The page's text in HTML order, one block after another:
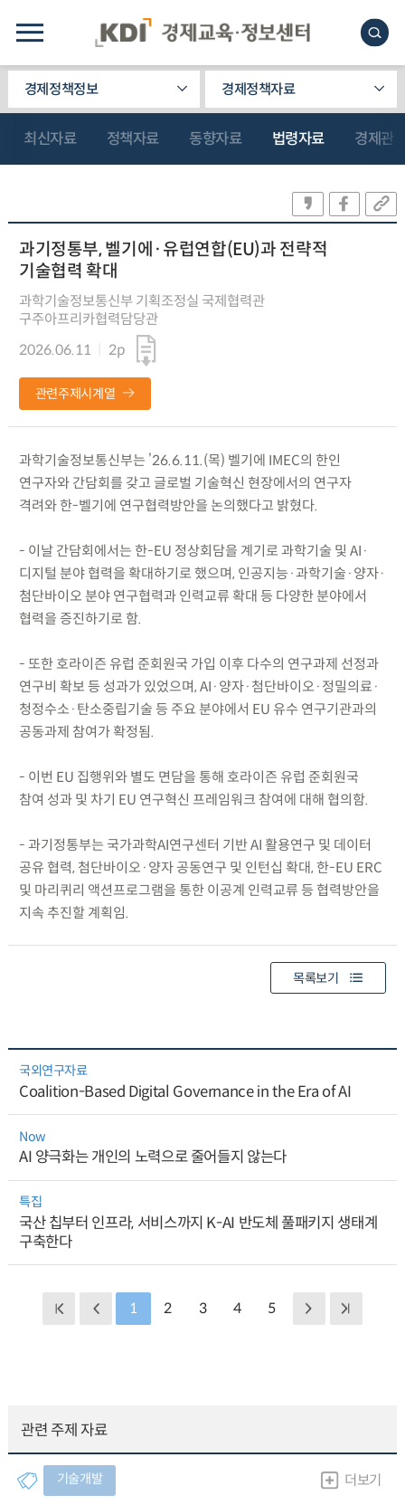
경제정책정보 경제정책자료
최신자료 정책자료 동향자료 법령자료 경제관
과기정통부, 벨기에·유럽연합(EU)과 전략적
기술협력 확대
과학기술정보통신부 기획조정실 국제협력관
구주아프리카협력담당관
2026.06.11
2p
관련주제시계열
과학기술정보통신부는 ’26.6.11.(목) 벨기에 IMEC의 한인
연구자와 간담회를 갖고 글로벌 기술혁신 현장에서의 연구자
격려와 한-벨기에 연구협력방안을 논의했다고 밝혔다.
- 이날 간담회에서는 한-EU 정상회담을 계기로 과학기술 및 AI·
디지털 분야 협력을 확대하기로 했으며, 인공지능·과학기술·양자·
첨단바이오 분야 연구협력과 인력교류 확대 등 다양한 분야에서
협력을 증진하기로 함.
- 또한 호라이즌 유럽 준회원국 가입 이후 다수의 연구과제 선정과
연구비 확보 등 성과가 있었으며, AI·양자·첨단바이오·정밀의료·
청정수소·탄소중립기술 등 주요 분야에서 EU 유수 연구기관과의
공동과제 참여가 확정됨.
- 이번 EU 집행위와 별도 면담을 통해 호라이즌 유럽 준회원국
참여 성과 및 차기 EU 연구혁신 프레임워크 참여에 대해 협의함.
- 과기정통부는 국가과학AI연구센터 기반 AI 활용연구 및 데이터
공유 협력, 첨단바이오·양자 공동연구 및 인턴십 확대, 한-EU ERC
및 마리퀴리 액션프로그램을 통한 이공계 인력교류 등 협력방안을
지속 추진할 계획임.
목록보기
국외연구자료
Coalition-Based Digital Governance in the Era of AI
Now
AI 양극화는 개인의 노력으로 줄어들지 않는다
특집
국산 칩부터 인프라, 서비스까지 K-AI 반도체 풀패키지 생태계
구축한다
1 2 3 4 5
관련 주제 자료
기술개발 더보기